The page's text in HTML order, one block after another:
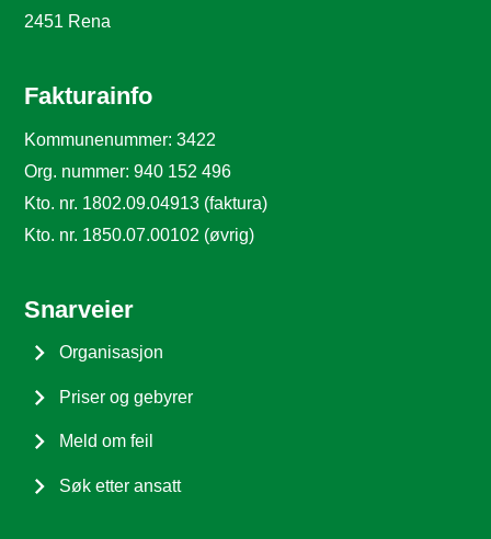
2451 Rena
Fakturainfo
Kommunenummer: 3422
Org. nummer: 940 152 496
Kto. nr. 1802.09.04913 (faktura)
Kto. nr. 1850.07.00102 (øvrig)
Snarveier
Organisasjon
Priser og gebyrer
Meld om feil
Søk etter ansatt